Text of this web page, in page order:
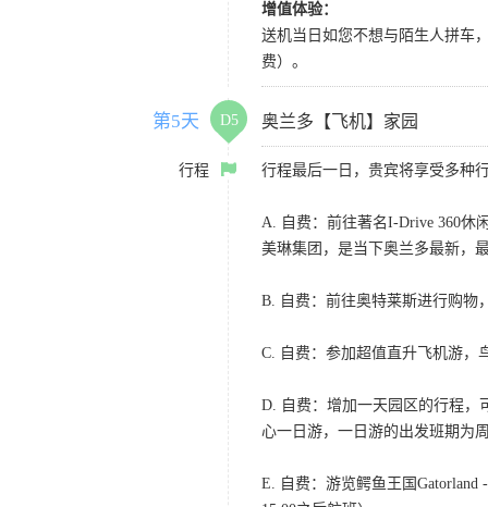
增值体验：
送机当日如您不想与陌生人拼车
费）。
第5天 D5 奥兰多【飞机】家园
行程 行程最后一日，贵宾将享受多种
A. 自费：前往著名I-Drive 360休
美琳集团，是当下奥兰多最新，
B. 自费：前往奥特莱斯进行购物
C. 自费：参加超值直升飞机游，
D. 自费：增加一天园区的行程，
心一日游，一日游的出发班期为
E. 自费：游览鳄鱼王国